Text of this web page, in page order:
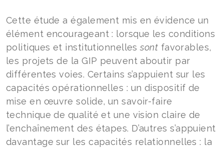
Cette étude a également mis en évidence un
élément encourageant : lorsque les conditions
politiques et institutionnellessont favorables,
les projets de la GIP peuvent aboutir par
différentes voies. Certains s’appuient sur les
capacités opérationnelles : un dispositif de
mise en œuvre solide, un savoir-faire
technique de qualité et une vision claire de
l’enchaînement des étapes. D’autres s’appuient
davantage sur les capacités relationnelles : la